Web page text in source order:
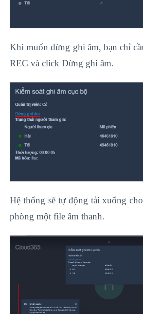
Khi muốn dừng ghi âm, bạn chỉ
REC và click Dừng ghi âm.
Hệ thống sẽ tự động tải xuống
phòng một file âm thanh.